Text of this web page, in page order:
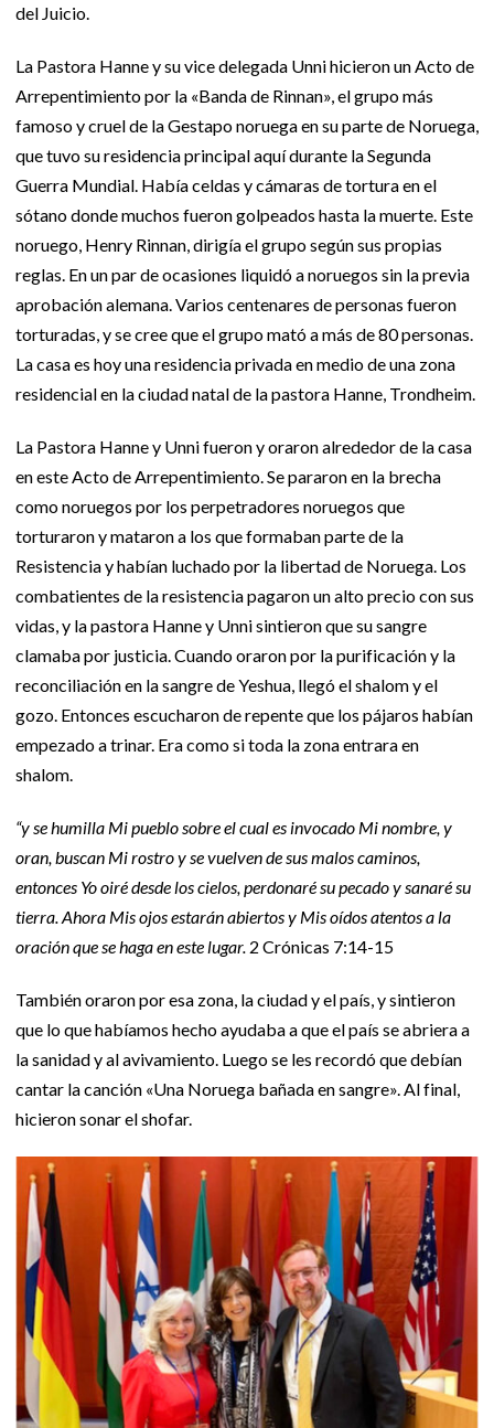
del Juicio.
La Pastora Hanne y su vice delegada Unni hicieron un Acto de
Arrepentimiento por la «Banda de Rinnan», el grupo más
famoso y cruel de la Gestapo noruega en su parte de Noruega,
que tuvo su residencia principal aquí durante la Segunda
Guerra Mundial. Había celdas y cámaras de tortura en el
sótano donde muchos fueron golpeados hasta la muerte. Este
noruego, Henry Rinnan, dirigía el grupo según sus propias
reglas. En un par de ocasiones liquidó a noruegos sin la previa
aprobación alemana. Varios centenares de personas fueron
torturadas, y se cree que el grupo mató a más de 80 personas.
La casa es hoy una residencia privada en medio de una zona
residencial en la ciudad natal de la pastora Hanne, Trondheim.
La Pastora Hanne y Unni fueron y oraron alrededor de la casa
en este Acto de Arrepentimiento. Se pararon en la brecha
como noruegos por los perpetradores noruegos que
torturaron y mataron a los que formaban parte de la
Resistencia y habían luchado por la libertad de Noruega. Los
combatientes de la resistencia pagaron un alto precio con sus
vidas, y la pastora Hanne y Unni sintieron que su sangre
clamaba por justicia. Cuando oraron por la purificación y la
reconciliación en la sangre de Yeshua, llegó el shalom y el
gozo. Entonces escucharon de repente que los pájaros habían
empezado a trinar. Era como si toda la zona entrara en
shalom.
“y se humilla Mi pueblo sobre el cual es invocado Mi nombre, y
oran, buscan Mi rostro y se vuelven de sus malos caminos,
entonces Yo oiré desde los cielos, perdonaré su pecado y sanaré su
tierra. Ahora Mis ojos estarán abiertos y Mis oídos atentos a la
oración que se haga en este lugar. 2 Crónicas 7:14-15
También oraron por esa zona, la ciudad y el país, y sintieron
que lo que habíamos hecho ayudaba a que el país se abriera a
la sanidad y al avivamiento. Luego se les recordó que debían
cantar la canción «Una Noruega bañada en sangre». Al final,
hicieron sonar el shofar.